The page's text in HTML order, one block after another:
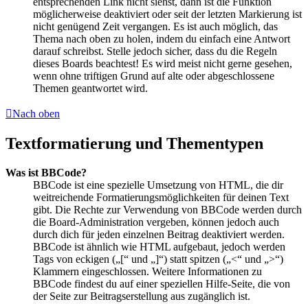
möglicherweise deaktiviert oder seit der letzten Markierung ist
nicht genügend Zeit vergangen. Es ist auch möglich, das
Thema nach oben zu holen, indem du einfach eine Antwort
darauf schreibst. Stelle jedoch sicher, dass du die Regeln
dieses Boards beachtest! Es wird meist nicht gerne gesehen,
wenn ohne triftigen Grund auf alte oder abgeschlossene
Themen geantwortet wird.
Nach oben
Textformatierung und Thementypen
Was ist BBCode?
BBCode ist eine spezielle Umsetzung von HTML, die dir
weitreichende Formatierungsmöglichkeiten für deinen Text
gibt. Die Rechte zur Verwendung von BBCode werden durch
die Board-Administration vergeben, können jedoch auch
durch dich für jeden einzelnen Beitrag deaktiviert werden.
BBCode ist ähnlich wie HTML aufgebaut, jedoch werden
Tags von eckigen („[“ und „]“) statt spitzen („<“ und „>“)
Klammern eingeschlossen. Weitere Informationen zu
BBCode findest du auf einer speziellen Hilfe-Seite, die von
der Seite zur Beitragserstellung aus zugänglich ist.